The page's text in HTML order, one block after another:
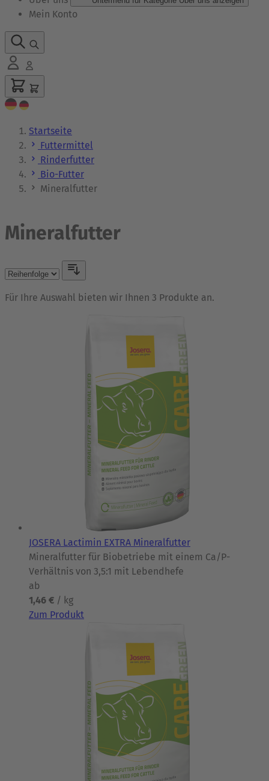
Mein Konto
Startseite
Futtermittel
Rinderfutter
Bio-Futter
Mineralfutter
Mineralfutter
Für Ihre Auswahl bieten wir Ihnen 3 Produkte an.
JOSERA Lactimin EXTRA Mineralfutter
Mineralfutter für Biobetriebe mit einem Ca/P-
Verhältnis von 3,5:1 mit Lebendhefe
ab
1,46 € / kg
Zum Produkt